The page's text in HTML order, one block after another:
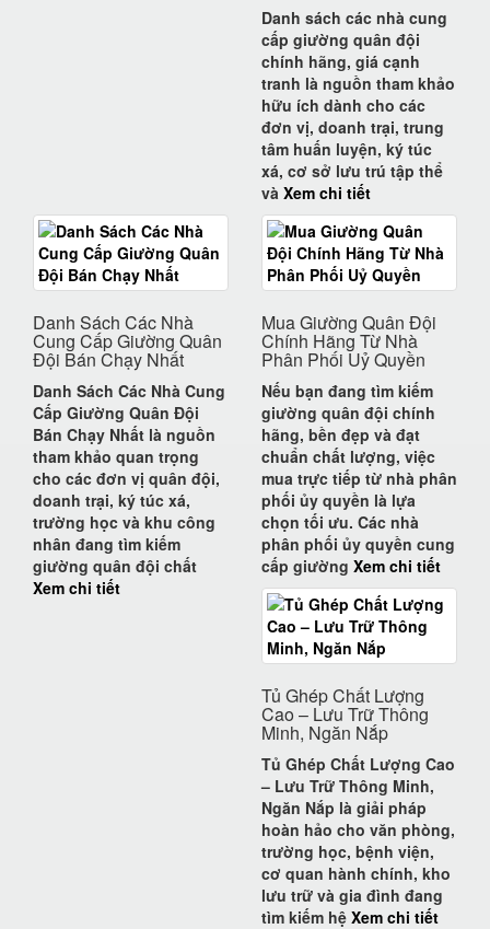
Danh sách các nhà cung
cấp giường quân đội
chính hãng, giá cạnh
tranh là nguồn tham khảo
hữu ích dành cho các
đơn vị, doanh trại, trung
tâm huấn luyện, ký túc
xá, cơ sở lưu trú tập thể
và Xem chi tiết
Danh Sách Các Nhà
Cung Cấp Giường Quân
Đội Bán Chạy Nhất
Danh Sách Các Nhà Cung
Cấp Giường Quân Đội
Bán Chạy Nhất là nguồn
tham khảo quan trọng
cho các đơn vị quân đội,
doanh trại, ký túc xá,
trường học và khu công
nhân đang tìm kiếm
giường quân đội chất
Xem chi tiết
Mua Giường Quân Đội
Chính Hãng Từ Nhà
Phân Phối Uỷ Quyền
Nếu bạn đang tìm kiếm
giường quân đội chính
hãng, bền đẹp và đạt
chuẩn chất lượng, việc
mua trực tiếp từ nhà phân
phối ủy quyền là lựa
chọn tối ưu. Các nhà
phân phối ủy quyền cung
cấp giường Xem chi tiết
Tủ Ghép Chất Lượng
Cao – Lưu Trữ Thông
Minh, Ngăn Nắp
Tủ Ghép Chất Lượng Cao
– Lưu Trữ Thông Minh,
Ngăn Nắp là giải pháp
hoàn hảo cho văn phòng,
trường học, bệnh viện,
cơ quan hành chính, kho
lưu trữ và gia đình đang
tìm kiếm hệ Xem chi tiết